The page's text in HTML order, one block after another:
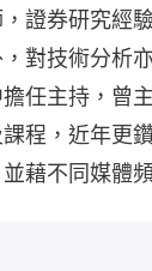
證券研究經
對技術分析
任主持，曾
程，近年更
藉不同媒體